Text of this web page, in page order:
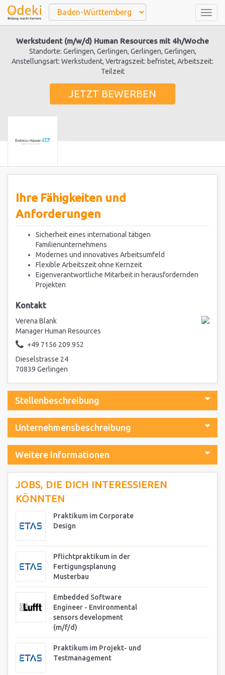
Werkstudent (m/w/d) Human Resources mit 4h/Woche
Standorte: Gerlingen, Gerlingen, Gerlingen, Gerlingen,
Anstellungsart: Werkstudent, Vertragszeit: befristet, Arbeitszeit:
Teilzeit
JETZT BEWERBEN
Ihre Fähigkeiten und
Anforderungen
Sicherheit eines international tätigen
Familienunternehmens
Modernes und innovatives Arbeitsumfeld
Flexible Arbeitszeit ohne Kernzeit
Eigenverantwortliche Mitarbeit in herausfordernden
Projekten
Kontakt
Verena Blank
Manager Human Resources
+49 7156 209 952
Dieselstrasse 24
70839 Gerlingen
Stellenbeschreibung
Unternehmensbeschreibung
Weitere Informationen
JOBS, DIE DICH INTERESSIEREN
KÖNNTEN
Praktikum im Corporate
Design
Pflichtpraktikum in der
Fertigungsplanung
Musterbau
Embedded Software
Engineer - Environmental
sensors development
(m/f/d)
Praktikum im Projekt- und
Testmanagement